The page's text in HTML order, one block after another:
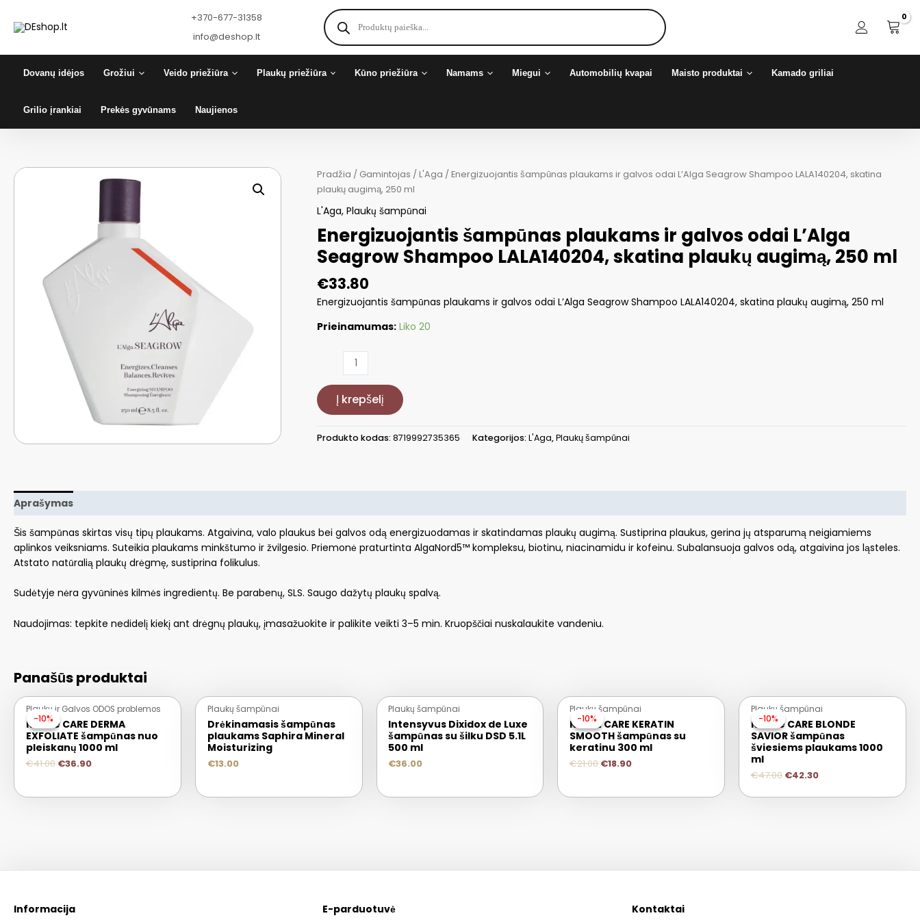
prie
turinio
+370-677-31358
info@deshop.lt
Products
search
Dovanų idėjos Grožiui Veido priežiūra Plaukų priežiūra Kūno priežiūra Namams Miegui Automobilių kvapai Maisto produktai Kamado griliai
Grilio įrankiai Prekės gyvūnams Naujienos
Pradžia / Gamintojas /L'Aga / Energizuojantis šampūnas plaukams ir galvos odai L’Alga Seagrow Shampoo LALA140204, skatina
plaukų augimą, 250 ml
L'Aga,Plaukų šampūnai
Energizuojantis šampūnas plaukams ir galvos odai L’Alga
Seagrow Shampoo LALA140204, skatina plaukų augimą, 250 ml
€33.80
Energizuojantis šampūnas plaukams ir galvos odai L’Alga Seagrow Shampoo LALA140204, skatina plaukų augimą, 250 ml
Prieinamumas: Liko 20
produkto
Energizuojantis
šampūnas
plaukams
ir
skatina
plaukų
ml
Į krepšelį
Produkto kodas:8719992735365 Kategorijos:L'Aga,Plaukų šampūnai
Aprašymas
Šis šampūnas skirtas visų tipų plaukams. Atgaivina, valo plaukus bei galvos odą energizuodamas ir skatindamas plaukų augimą. Sustiprina plaukus, gerina jų atsparumą neigiamiems
aplinkos veiksniams. Suteikia plaukams minkštumo ir žvilgesio. Priemonė praturtinta AlgaNord5™ kompleksu, biotinu, niacinamidu ir kofeinu. Subalansuoja galvos odą, atgaivina jos ląsteles.
Atstato natūralią plaukų drėgmę, sustiprina folikulus.
Sudėtyje nėra gyvūninės kilmės ingredientų. Be parabenų, SLS. Saugo dažytų plaukų spalvą.
Naudojimas: tepkite nedidelį kiekį ant drėgnų plaukų, įmasažuokite ir palikite veikti 3–5 min. Kruopščiai nuskalaukite vandeniu.
Panašūs produktai
-10%
-10%
Plaukų ir Galvos ODOS problemos
Keune CARE DERMA
EXFOLIATE šampūnas nuo
pleiskanų 1000 ml
€41.00 €36.90
Plaukų šampūnai
Drėkinamasis šampūnas
plaukams Saphira Mineral
Moisturizing
€13.00
Plaukų šampūnai
Intensyvus Dixidox de Luxe
šampūnas su šilku DSD 5.1L
500 ml
€36.00
-10%
-10%
Plaukų šampūnai
KEUNE CARE KERATIN
SMOOTH šampūnas su
keratinu 300 ml
€21.00 €18.90
-10%
-10%
Plaukų šampūnai
Keune CARE BLONDE
SAVIOR šampūnas
šviesiems plaukams 1000
ml
€47.00 €42.30
Informacija E-parduotuvė Kontaktai